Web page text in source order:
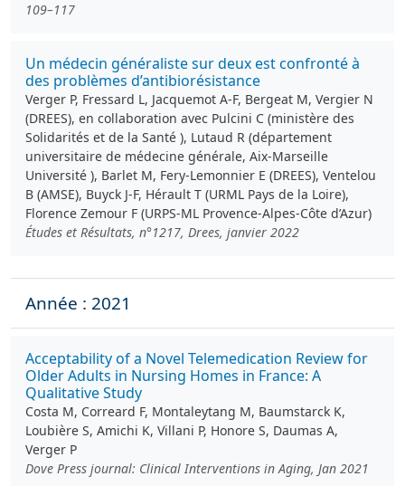
109–117
Un médecin généraliste sur deux est confronté à
des problèmes d’antibiorésistance
Verger P, Fressard L, Jacquemot A-F, Bergeat M, Vergier N
(DREES), en collaboration avec Pulcini C (ministère des
Solidarités et de la Santé ), Lutaud R (département
universitaire de médecine générale, Aix-Marseille
Université ), Barlet M, Fery-Lemonnier E (DREES), Ventelou
B (AMSE), Buyck J-F, Hérault T (URML Pays de la Loire),
Florence Zemour F (URPS-ML Provence-Alpes-Côte d’Azur)
Études et Résultats, n°1217, Drees, janvier 2022
Année : 2021
Acceptability of a Novel Telemedication Review for
Older Adults in Nursing Homes in France: A
Qualitative Study
Costa M, Correard F, Montaleytang M, Baumstarck K,
Loubière S, Amichi K, Villani P, Honore S, Daumas A,
Verger P
Dove Press journal: Clinical Interventions in Aging, Jan 2021